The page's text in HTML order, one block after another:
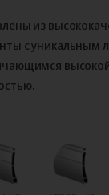
из
с уникальным